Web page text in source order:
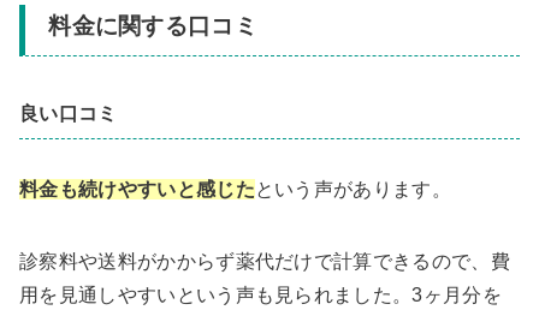
料金に関する口コミ
良い口コミ
料金も続けやすいと感じたという声があります。
診察料や送料がかからず薬代だけで計算できるので、費
用を見通しやすいという声も見られました。3ヶ月分を